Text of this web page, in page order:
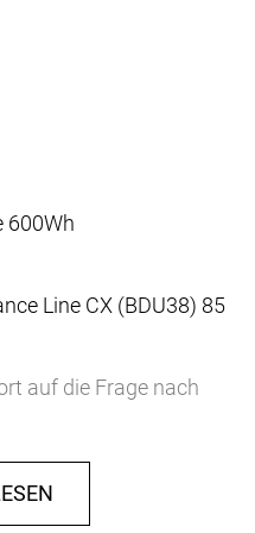
600Wh
Line CX (BDU38) 85
auf die Frage nach
für alltägliche Mobilität.
einzigartige Features
Bar, das exzellente